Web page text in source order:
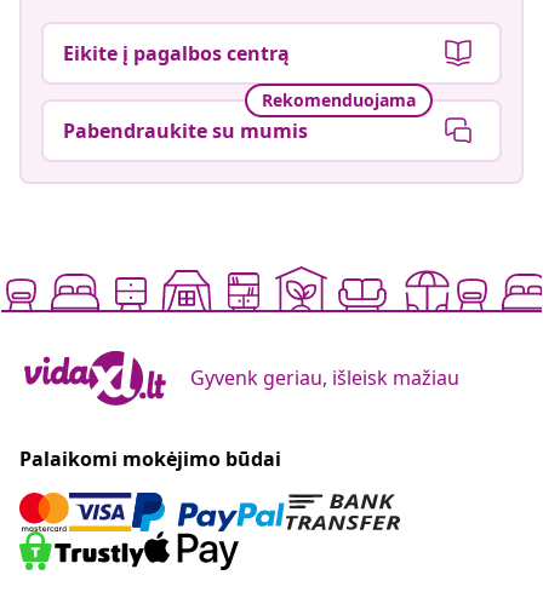
Eikite į pagalbos centrą
Rekomenduojama
Pabendraukite su mumis
Gyvenk geriau, išleisk mažiau
Palaikomi mokėjimo būdai